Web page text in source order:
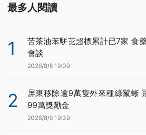
最多人閱讀
1
苦茶油苯駢芘超標累計已7家 食
會談
2026/8/8 19:09
2
屏東移除逾9萬隻外來種綠鬣蜥
99萬獎勵金
2026/8/6 19:39